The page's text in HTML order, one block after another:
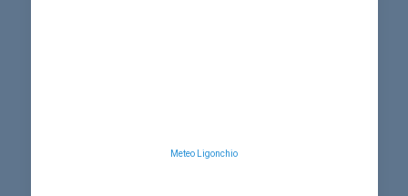
Meteo Ligonchio